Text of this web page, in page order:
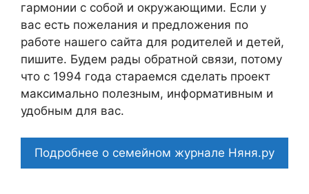
гармонии с собой и окружающими. Если у
вас есть пожелания и предложения по
работе нашего сайта для родителей и детей,
пишите. Будем рады обратной связи, потому
что c 1994 года стараемся сделать проект
максимально полезным, информативным и
удобным для вас.
Подробнее о семейном журнале Няня.ру